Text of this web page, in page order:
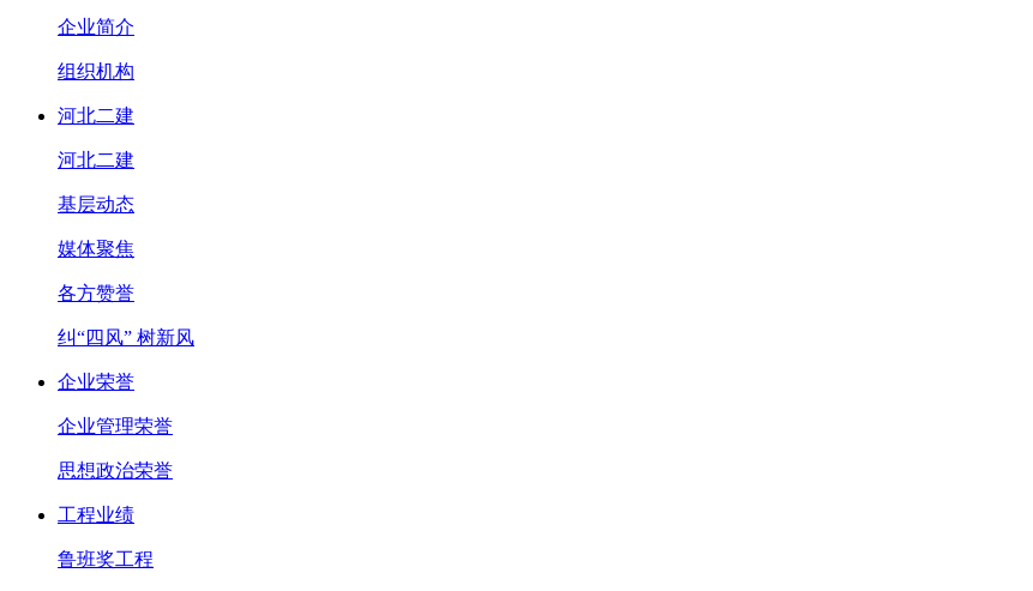
企业简介
组织机构
河北二建
河北二建
基层动态
媒体聚焦
各方赞誉
纠“四风” 树新风
企业荣誉
企业管理荣誉
思想政治荣誉
工程业绩
鲁班奖工程